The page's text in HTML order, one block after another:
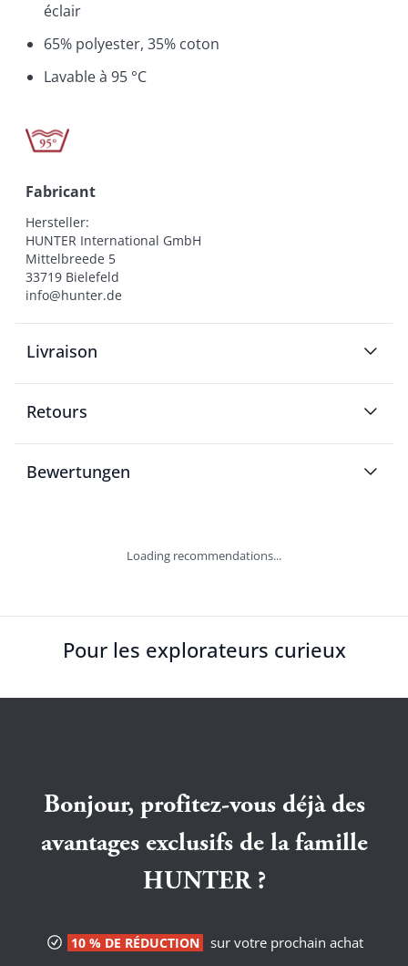
éclair
65% polyester, 35% coton
Lavable à 95 °C
Fabricant
Hersteller:
HUNTER International GmbH
Mittelbreede 5
33719 Bielefeld
info@hunter.de
Livraison
Retours
Bewertungen
Loading recommendations...
Pour les explorateurs curieux
Bonjour, profitez-vous déjà des
avantages exclusifs de la famille
HUNTER ?
10 % DE RÉDUCTION
sur votre prochain achat